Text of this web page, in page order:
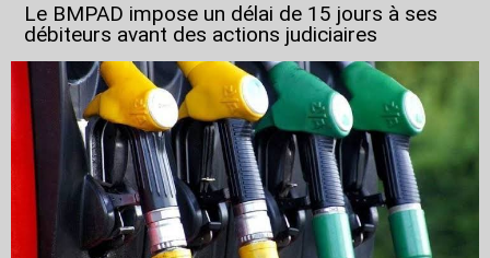
Le BMPAD impose un délai de 15 jours à ses
débiteurs avant des actions judiciaires